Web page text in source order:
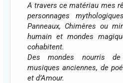
A travers ce matériau mes
personnages
Panneaux, Chimères ou
humain et mondes
cohabitent.
Des mondes nourris
musiques anciennes, de
et d’Amour.